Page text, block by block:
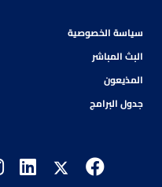
سياسة الخصوصية
البث المباشر
المذيعون
جدول البرامج